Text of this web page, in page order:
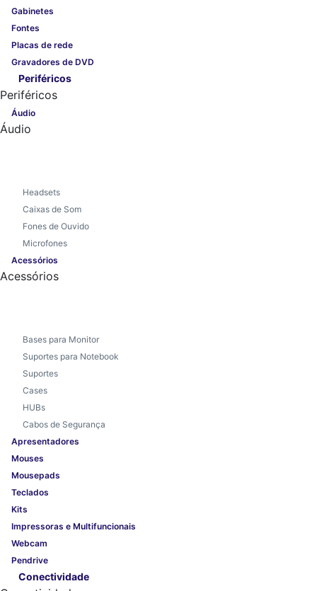
Gabinetes
Fontes
Placas de rede
Gravadores de DVD
Periféricos
Periféricos
Áudio
Áudio
Headsets
Caixas de Som
Fones de Ouvido
Microfones
Acessórios
Acessórios
Bases para Monitor
Suportes para Notebook
Suportes
Cases
HUBs
Cabos de Segurança
Apresentadores
Mouses
Mousepads
Teclados
Kits
Impressoras e Multifuncionais
Webcam
Pendrive
Conectividade